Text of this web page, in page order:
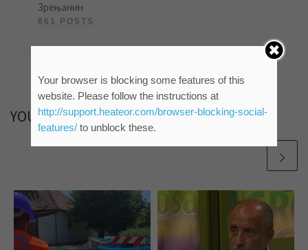
Зрењанин
861 POSTS
YOU MAY ALSO LIKE
Your browser is blocking some features of this
website. Please follow the instructions at
http://support.heateor.com/browser-blocking-social-
features/to unblock these.